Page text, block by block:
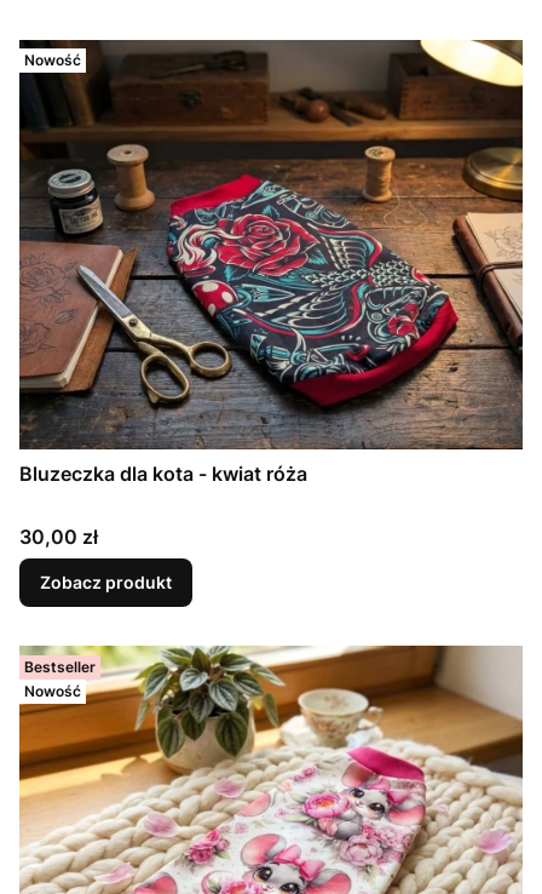
Nowość
Bluzeczka dla kota - kwiat róża
Cena
30,00 zł
Zobacz produkt
Bestseller
Nowość